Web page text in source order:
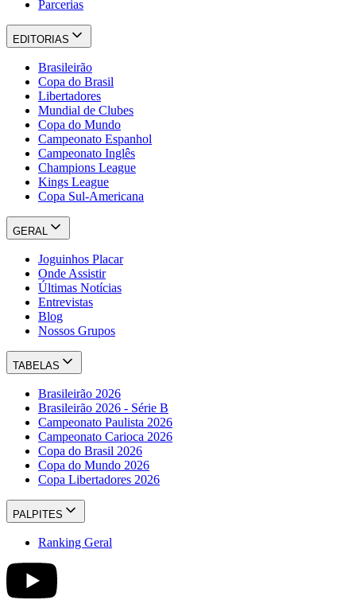
Parcerias
EDITORIAS
Brasileirão
Copa do Brasil
Libertadores
Mundial de Clubes
Copa do Mundo
Campeonato Espanhol
Campeonato Inglês
Champions League
Kings League
Copa Sul-Americana
GERAL
Joguinhos Placar
Onde Assistir
Últimas Notícias
Entrevistas
Blog
Nossos Grupos
TABELAS
Brasileirão 2026
Brasileirão 2026 - Série B
Campeonato Paulista 2026
Campeonato Carioca 2026
Copa do Brasil 2026
Copa do Mundo 2026
Copa Libertadores 2026
PALPITES
Ranking Geral